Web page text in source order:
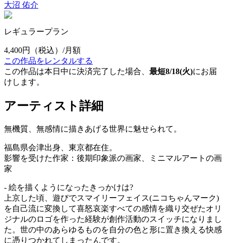
大沼 佑介
レギュラープラン
4,400円
（税込）/月額
この作品をレンタルする
この作品は本日中に決済完了した場合、 最短8/18(火)にお届
けします。
アーティスト詳細
無機質、無感情に描きあげる世界に魅せられて。
福島県会津出身、東京都在住。
影響を受けた作家：後期印象派の画家、ミニマルアートの画
家
- 絵を描くようになったきっかけは?
上京した頃、遊びでスマイリーフェイス(ニコちゃんマーク)
を自己流に変換して喜怒哀楽すべての感情を織り交ぜたオリ
ジナルのロゴを作った経験が創作活動のスイッチになりまし
た。世の中のあらゆるものを自分の色と形に置き換える快感
に憑りつかれてしまったんです。